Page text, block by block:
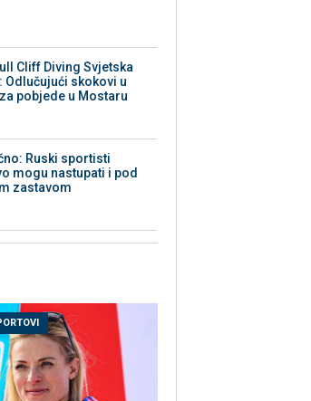
Cliff Diving Svjetska
Odlučujući skokovi u
pobjede u Mostaru
Ruski sportisti
mogu nastupati i pod
zastavom